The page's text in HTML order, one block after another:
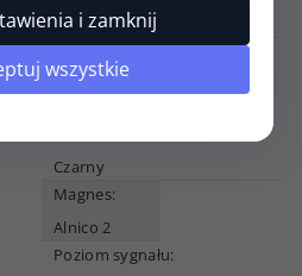
Single coil
Pozycja:
Przy mostku
Czarny
Magnes:
Alnico 2
Poziom sygnału:
i zamknij
wszystkie